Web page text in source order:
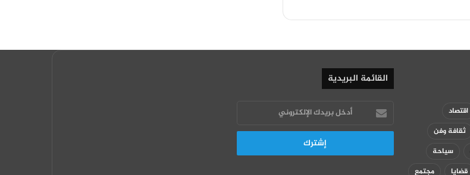
اقتصاد
ثقافة وفن
سياحة
قضايا مجتمع
القائمة البريدية
أدخل
بريدك
الإلكتروني